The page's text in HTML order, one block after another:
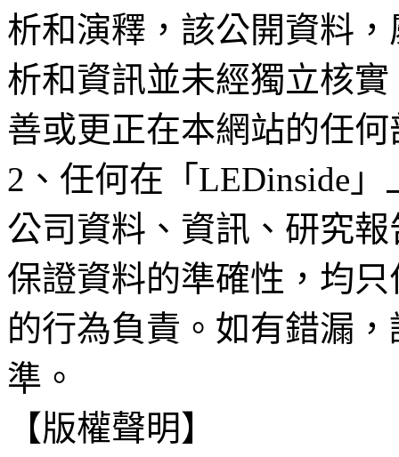
析和演釋，該公開資料
析和資訊並未經獨立核
善或更正在本網站的任
2、任何在「LEDinside
公司資料、資訊、研究
保證資料的準確性，均
的行為負責。如有錯漏
準。
【版權聲明】